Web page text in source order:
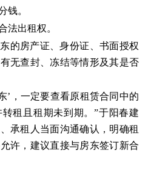
钱。
法出租权。
的房产证、身份证、书面授权
无查封、冻结等情形及其是否
’，一定要查看原租赁合同中的
租且租期未到期。”于阳春建
承租人当面沟通确认，明确租
许，建议直接与房东签订新合